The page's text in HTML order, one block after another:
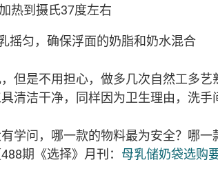
热到摄氏37度左右
摇匀，确保浮面的奶脂和奶水混合
但是不用担心，做多几次自然工多
清洁干净，同样因为卫生理由，洗手
学问，哪一款的物料最为安全？哪
期《选择》月刊： 母乳储奶袋选购